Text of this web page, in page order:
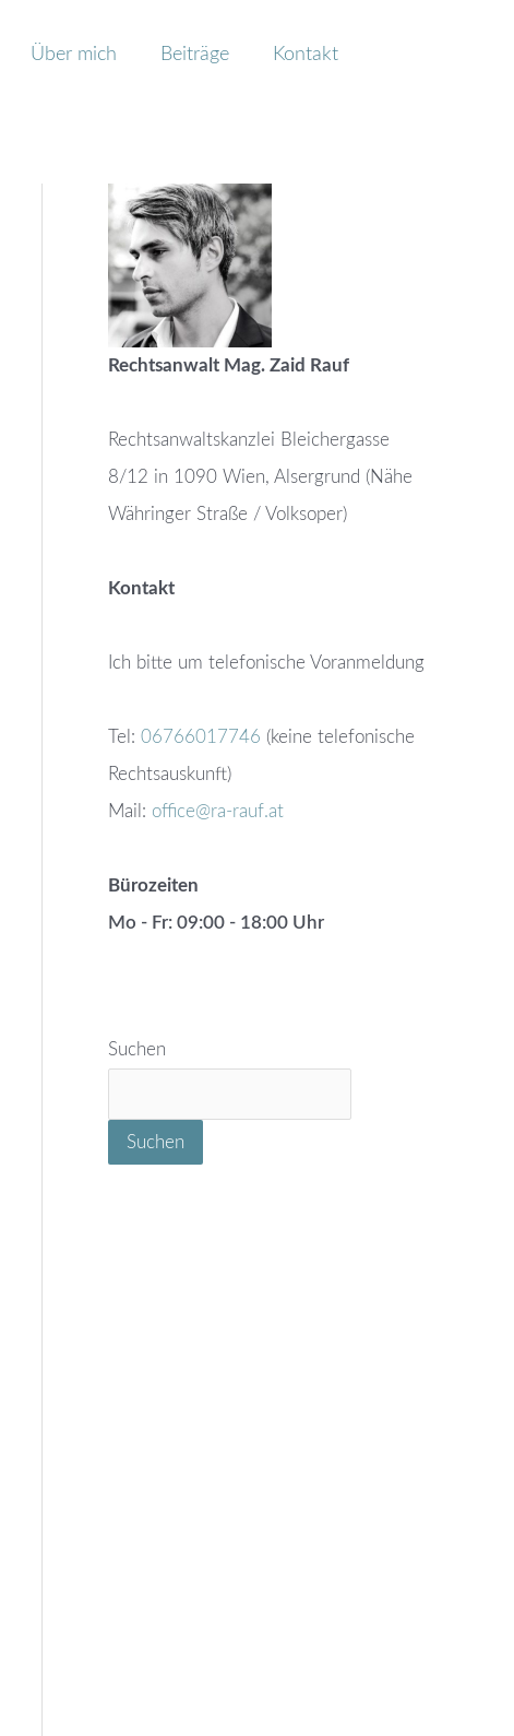
Über mich Beiträge Kontakt
Rechtsanwalt Mag. Zaid Rauf
Rechtsanwaltskanzlei Bleichergasse
8/12 in 1090 Wien, Alsergrund (Nähe
Währinger Straße / Volksoper)
Kontakt
Ich bitte um telefonische Voranmeldung
Tel: 06766017746 (keine telefonische
Rechtsauskunft)
Mail: office@ra-rauf.at
Bürozeiten
Mo - Fr: 09:00 - 18:00 Uhr
Suchen
Suchen